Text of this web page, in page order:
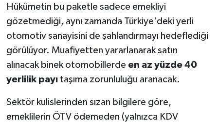
Hükümetin bu paketle sadece emekliyi
gözetmediği, aynı zamanda Türkiye'deki yerli
otomotiv sanayisini de şahlandırmayı hedeflediği
görülüyor. Muafiyetten yararlanarak satın
alınacak binek otomobillerde en az yüzde 40
yerlilik payıtaşıma zorunluluğu aranacak.
Sektör kulislerinden sızan bilgilere göre,
emeklilerin ÖTV ödemeden (yalnızca KDV